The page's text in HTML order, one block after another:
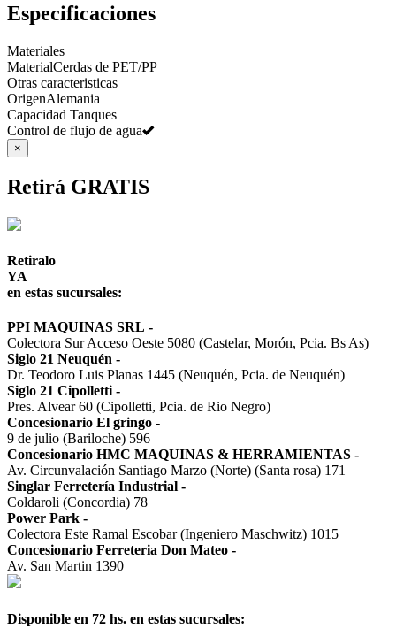
Especificaciones
Materiales
MaterialCerdas de PET/PP
Otras caracteristicas
OrigenAlemania
Capacidad Tanques
Control de flujo de agua
×
Retirá GRATIS
Retiralo
YA
en estas sucursales:
PPI MAQUINAS SRL -
Colectora Sur Acceso Oeste 5080 (Castelar, Morón, Pcia. Bs As)
Siglo 21 Neuquén -
Dr. Teodoro Luis Planas 1445 (Neuquén, Pcia. de Neuquén)
Siglo 21 Cipolletti -
Pres. Alvear 60 (Cipolletti, Pcia. de Rio Negro)
Concesionario El gringo -
9 de julio (Bariloche) 596
Concesionario HMC MAQUINAS & HERRAMIENTAS -
Av. Circunvalación Santiago Marzo (Norte) (Santa rosa) 171
Singlar Ferretería Industrial -
Coldaroli (Concordia) 78
Power Park -
Colectora Este Ramal Escobar (Ingeniero Maschwitz) 1015
Concesionario Ferreteria Don Mateo -
Av. San Martin 1390
Disponible en 72 hs. en estas sucursales: